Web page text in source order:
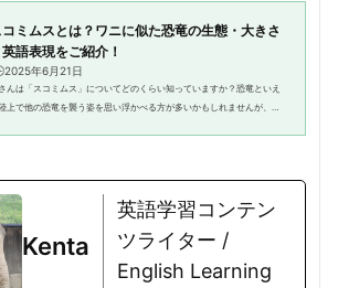
コミムスとは？ワニに似た恐竜の生態・大きさ
英語表現をご紹介！
年6月21日
んは「スコミムス」についてどのくらい知っていますか？恐竜といえ
上で他の恐竜を襲う姿を思い浮かべる方が多いかもしれませんが、実
Kenta
英語学習コンテン
ツライター /
English Learning